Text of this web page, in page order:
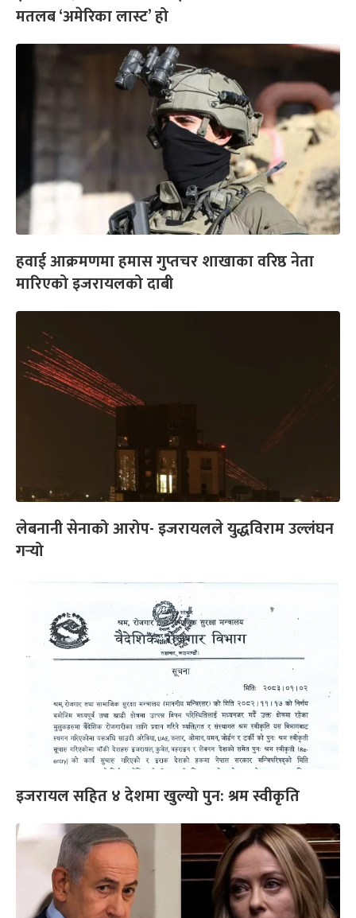
मतलब ‘अमेरिका लास्ट’ हो
हवाई आक्रमणमा हमास गुप्तचर शाखाका वरिष्ठ नेता
मारिएको इजरायलको दाबी
लेबनानी सेनाको आरोप- इजरायलले युद्धविराम उल्लंघन
गर्‍यो
इजरायल सहित ४ देशमा खुल्यो पुन: श्रम स्वीकृति